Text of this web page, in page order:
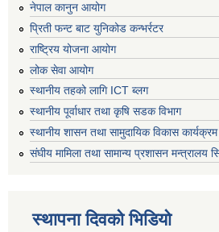
नेपाल कानुन आयोग
प्रिती फन्ट बाट युनिकोड कन्भर्रटर
राष्ट्रिय योजना आयोग
लोक सेवा आयोग
स्थानीय तहको लागि ICT ब्लग
स्थानीय पूर्वाधार तथा कृषि सडक विभाग
स्थानीय शासन तथा सामुदायिक विकास कार्यक्रम
संघीय मामिला तथा सामान्य प्रशासन मन्त्रालय
स्थापना दिवको भिडियो